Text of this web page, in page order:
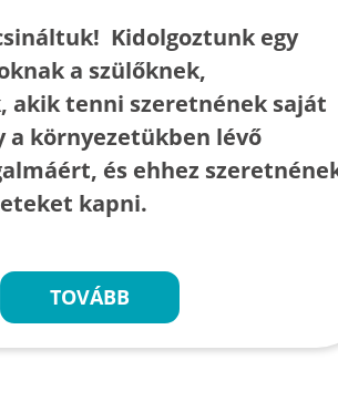
Kidolgoztunk egy
a szülőknek,
akik tenni szeretnének saját
a környezetükben lévő
és ehhez
kapni.
TOVÁBB